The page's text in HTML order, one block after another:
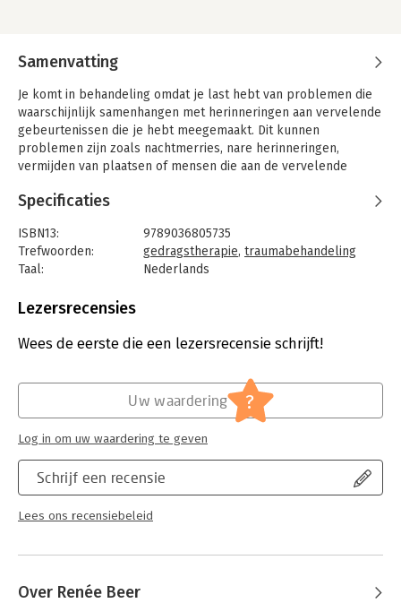
Samenvatting
Je komt in behandeling omdat je last hebt van problemen die
waarschijnlijk samenhangen met herinneringen aan vervelende
gebeurtenissen die je hebt meegemaakt. Dit kunnen
problemen zijn zoals nachtmerries, nare herinneringen,
vermijden van plaatsen of mensen die aan de vervelende
Met behulp van dit boek leer je hoe je stap voor stap je
problemen de baas kunt worden. Oefeningen die beschreven
staan helpen je daarbij . Ook leer je hoe je met ouder(s) kunt
praten over wat je hebt meegemaakt. Het aanpakken van je
helpen je daarbij.
Dit werkboek voor kinderen en jongeren hoort bij de eerder
verschenen handleiding Behandeling van trauma bij kinderen
Gedragstherapie van Cohen, Mannarino en Deblinger.
Specificaties
ISBN13:
9789036805735
Trefwoorden:
gedragstherapie, traumabehandeling
Taal:
Nederlands
Aantal pagina's:
Druk:
1
Psychologie
Lezersrecensies
Wees de eerste die een lezersrecensie schrijft!
Schrijf een recensie
Lees ons recensiebeleid
Uw waardering ?
Log in om uw waardering te geven
Over Renée Beer